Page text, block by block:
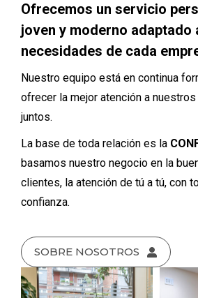
Ofrecemos un servicio
joven y moderno adaptado
necesidades de cada
Nuestro equipo está en continua
ofrecer la mejor atención a
juntos.
La base de toda relación es la
basamos nuestro negocio en la
clientes, la atención de tú a tú, con
confianza.
SOBRE NOSOTROS